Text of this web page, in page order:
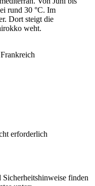
rund 30 °C. Im
Dort steigt die
weht.
erforderlich
finden